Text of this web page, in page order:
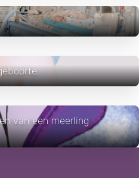
van een meerling